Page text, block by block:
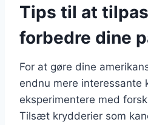
Tips til at
forbedre dine
For at gøre dine
endnu mere interessante
eksperimentere med
Tilsæt krydderier som